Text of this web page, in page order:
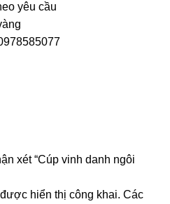
yêu cầu
xét “Cúp vinh danh ngôi
hiển thị công khai. Các